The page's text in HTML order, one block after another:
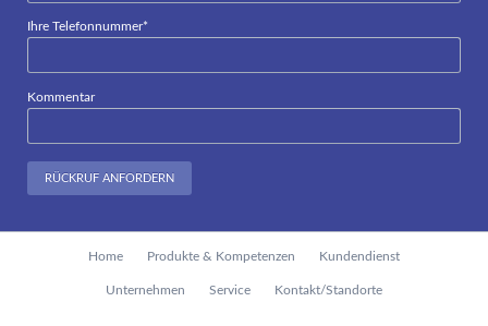
Pflichtfeld
Ihre Telefonnummer*
Kommentar
RÜCKRUF ANFORDERN
Home Produkte & Kompetenzen Kundendienst
Unternehmen Service Kontakt/Standorte